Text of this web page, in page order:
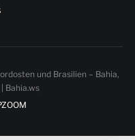
und Brasilien – Bahia,
Bahia.ws